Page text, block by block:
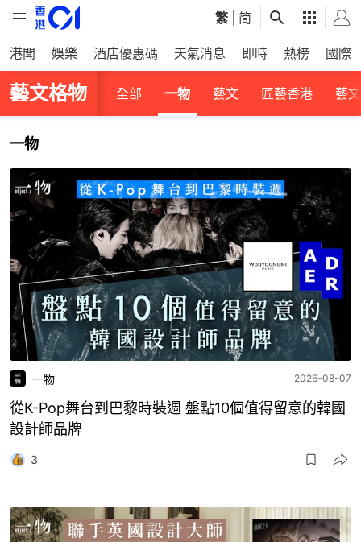
繁 简
港聞 娛樂 酒店優惠碼 天氣消息 即時 熱榜 國際
藝文格物 全部 一物 藝文 匠藝香港 藝
一物
一物 2026-08-07
從K-Pop舞台到巴黎時裝週 盤點10個值得留意的韓國
設計師品牌
3